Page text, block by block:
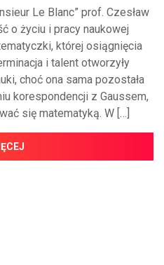
Le Blanc” prof. Czesław
o życiu i pracy naukowej
której osiągnięcia
i talent otworzyły
choć ona sama pozostała
korespondencji z Gaussem,
się matematyką. W […]